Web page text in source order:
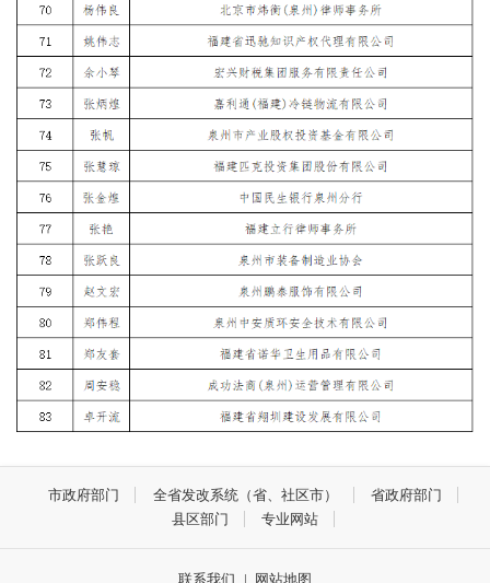
市政府部门 全省发改系统（省、社区市）
省政府部门
县区部门
专业网站
联系我们 | 网站地图